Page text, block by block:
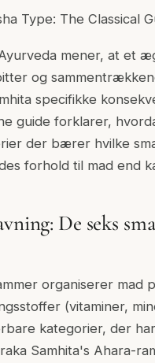
Type: The Classical
mener, at et
og
specifikke
guide forklarer,
der bærer hvilke
forhold til mad end
De seks
organiserer
(vitaminer,
kategorier, der
Samhita's Ahara-